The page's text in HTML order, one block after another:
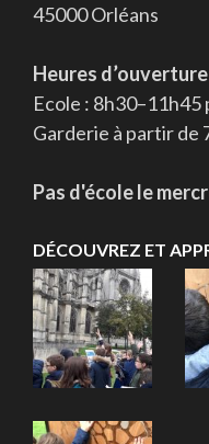
45000 Orléans
Heures d’ouverture
Ecole :
Garderie à partir de
Pas d'école le
DÉCOUVREZ ET